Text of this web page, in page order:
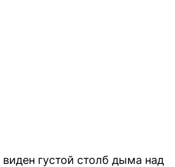
густой столб дыма над